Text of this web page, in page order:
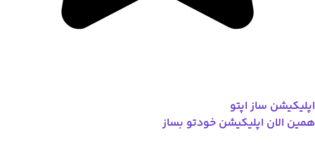
اپلیکیشن ساز اپتو
همین الان اپلیکیشن خودتو بساز